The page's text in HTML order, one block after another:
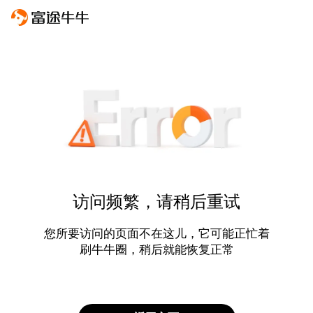
访问频繁，请稍后重试
您所要访问的页面不在这儿，它可能正忙着
刷牛牛圈，稍后就能恢复正常